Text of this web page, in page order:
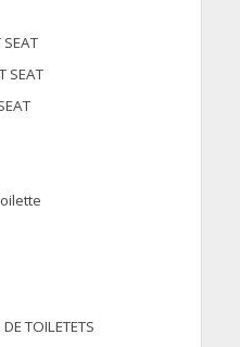
SEAT
SEAT
TOILETETS